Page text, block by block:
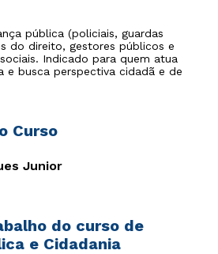
pública (policiais, guardas
do direito, gestores públicos e
Indicado para quem atua
e busca perspectiva cidadã e de
Curso
Junior
do curso de
e Cidadania